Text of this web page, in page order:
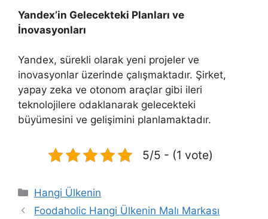
Yandex’in Gelecekteki Planları ve
İnovasyonları
Yandex, sürekli olarak yeni projeler ve
inovasyonlar üzerinde çalışmaktadır. Şirket,
yapay zeka ve otonom araçlar gibi ileri
teknolojilere odaklanarak gelecekteki
büyümesini ve gelişimini planlamaktadır.
5/5 - (1 vote)
Kategoriler
Hangi Ülkenin
Foodaholic Hangi Ülkenin Malı Markası